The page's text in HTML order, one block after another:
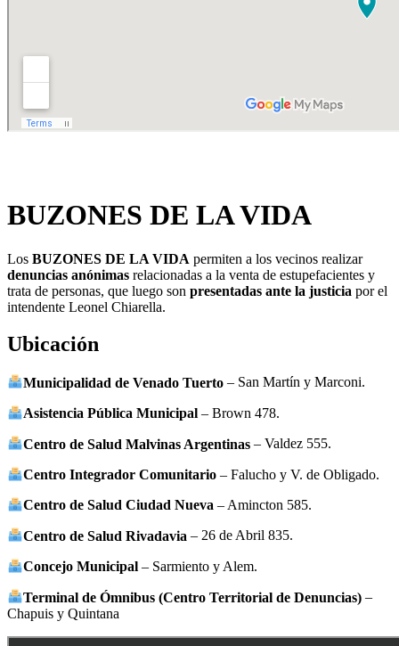
BUZONES DE LA VIDA
Los BUZONES DE LA VIDA permiten a los vecinos realizar
denuncias anónimas relacionadas a la venta de estupefacientes y
trata de personas, que luego son presentadas ante la justicia por el
intendente Leonel Chiarella.
Ubicación
Municipalidad de Venado Tuerto – San Martín y Marconi.
Asistencia Pública Municipal – Brown 478.
Centro de Salud Malvinas Argentinas – Valdez 555.
Centro Integrador Comunitario – Falucho y V. de Obligado.
Centro de Salud Ciudad Nueva – Amincton 585.
Centro de Salud Rivadavia – 26 de Abril 835.
Concejo Municipal – Sarmiento y Alem.
Terminal de Ómnibus (Centro Territorial de Denuncias) –
Chapuis y Quintana